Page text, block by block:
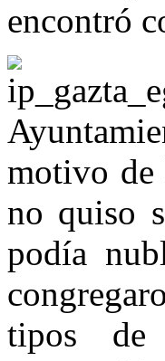
encontró
motivo de
no quiso
podía
tipos de